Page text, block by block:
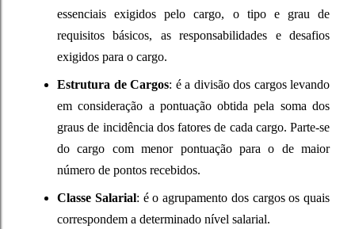
essenciais exigidos pelo cargo, o tipo e grau de
requisitos básicos, as responsabilidades e desafios
exigidos para o cargo.
Estrutura de Cargos: é a divisão dos cargos levando
em consideração a pontuação obtida pela soma dos
graus de incidência dos fatores de cada cargo. Parte-se
do cargo com menor pontuação para o de maior
número de pontos recebidos.
Classe Salarial: é o agrupamento dos cargos os quais
correspondem a determinado nível salarial.